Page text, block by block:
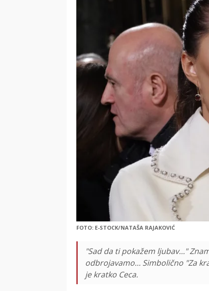
FOTO: E-STOCK/NATAŠA RAJAKOVIĆ
"Sad da ti pokažem ljubav…"
odbrojavamo… Simbolično "Za
je kratko Ceca.